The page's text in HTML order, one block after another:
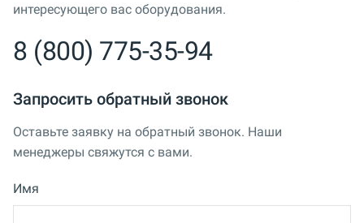
интересующего вас оборудования.
8 (800) 775-35-94
Запросить обратный звонок
Оставьте заявку на обратный звонок. Наши
менеджеры свяжутся с вами.
Имя